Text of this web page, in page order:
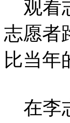
观看
志愿者
比当年
在李